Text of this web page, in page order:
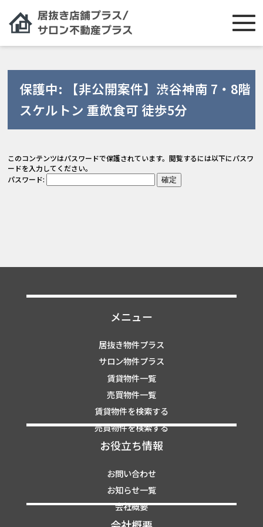
保護中: 【非公開案件】渋谷神南 7・8階
スケルトン 重飲食可 徒歩5分
このコンテンツはパスワードで保護されています。閲覧するには以下にパスワ
ードを入力してください。
パスワード:
メニュー
居抜き物件プラス
サロン物件プラス
賃貸物件一覧
売買物件一覧
賃貸物件を検索する
売買物件を検索する
お役立ち情報
お問い合わせ
お知らせ一覧
会社概要